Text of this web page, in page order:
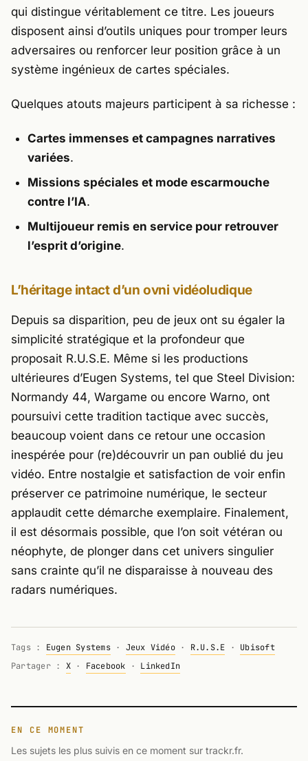
qui distingue véritablement ce titre. Les joueurs
disposent ainsi d’outils uniques pour tromper leurs
adversaires ou renforcer leur position grâce à un
système ingénieux de cartes spéciales.
Quelques atouts majeurs participent à sa richesse :
Cartes immenses et campagnes narratives
variées.
Missions spéciales et mode escarmouche
contre l’IA.
Multijoueur remis en service pour retrouver
l’esprit d’origine.
L’héritage intact d’un ovni vidéoludique
Depuis sa disparition, peu de jeux ont su égaler la
simplicité stratégique et la profondeur que
proposait R.U.S.E. Même si les productions
ultérieures d’Eugen Systems, tel que Steel Division:
Normandy 44, Wargame ou encore Warno, ont
poursuivi cette tradition tactique avec succès,
beaucoup voient dans ce retour une occasion
inespérée pour (re)découvrir un pan oublié du jeu
vidéo. Entre nostalgie et satisfaction de voir enfin
préserver ce patrimoine numérique, le secteur
applaudit cette démarche exemplaire. Finalement,
il est désormais possible, que l’on soit vétéran ou
néophyte, de plonger dans cet univers singulier
sans crainte qu’il ne disparaisse à nouveau des
radars numériques.
Tags : Eugen Systems· Jeux Vidéo· R.U.S.E · Ubisoft
Partager : X· Facebook · LinkedIn
EN CE MOMENT
Les sujets les plus suivis en ce moment sur trackr.fr.